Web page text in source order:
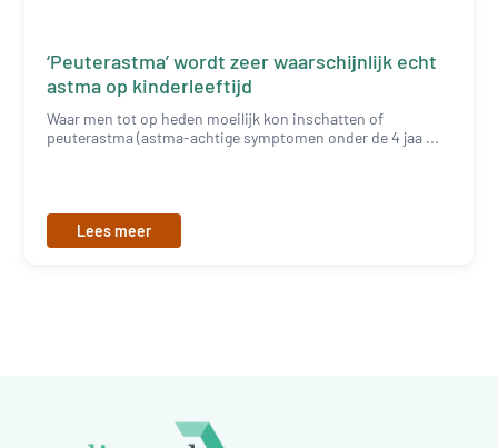
‘Peuterastma’ wordt zeer waarschijnlijk echt
astma op kinderleeftijd
Waar men tot op heden moeilijk kon inschatten of
peuterastma (astma-achtige symptomen onder de 4 jaa ...
Lees meer